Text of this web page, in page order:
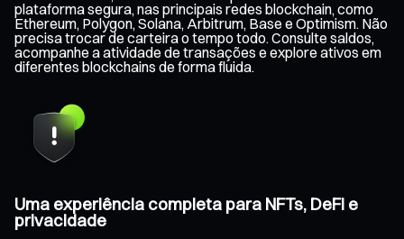
plataforma segura, nas principais redes blockchain, como
Ethereum, Polygon, Solana, Arbitrum, Base e Optimism. Não
precisa trocar de carteira o tempo todo. Consulte saldos,
acompanhe a atividade de transações e explore ativos em
diferentes blockchains de forma fluida.
Uma experiência completa para NFTs, DeFi e
privacidade